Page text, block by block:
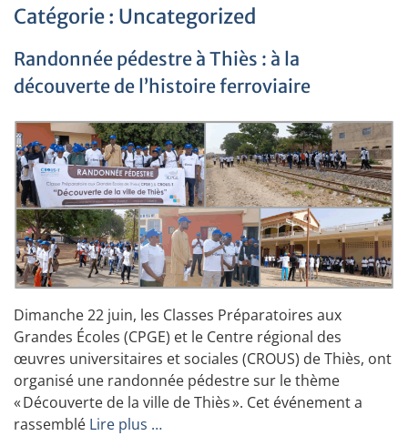
Catégorie : Uncategorized
Randonnée pédestre à Thiès : à la
découverte de l’histoire ferroviaire
Dimanche 22 juin, les Classes Préparatoires aux
Grandes Écoles (CPGE) et le Centre régional des
œuvres universitaires et sociales (CROUS) de Thiès, ont
organisé une randonnée pédestre sur le thème
« Découverte de la ville de Thiès ». Cet événement a
rassemblé Lire plus …